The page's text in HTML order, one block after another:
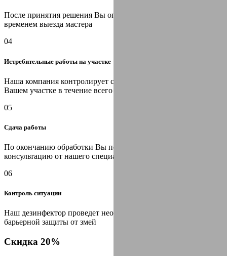
После принятия решения Вы определяетесь с датой и
временем выезда мастера
04
Истребительные работы на участке
Наша компания контролирует санитарную ситуацию на
Вашем участке в течение всего срока гарантии
05
Сдача работы
По окончанию обработки Вы получаете необходимую
консультацию от нашего специалиста, оформляем договор
06
Контроль ситуации
Наш дезинфектор проведет необходимые мероприятия для
барьерной защиты от змей
Скидка 20%